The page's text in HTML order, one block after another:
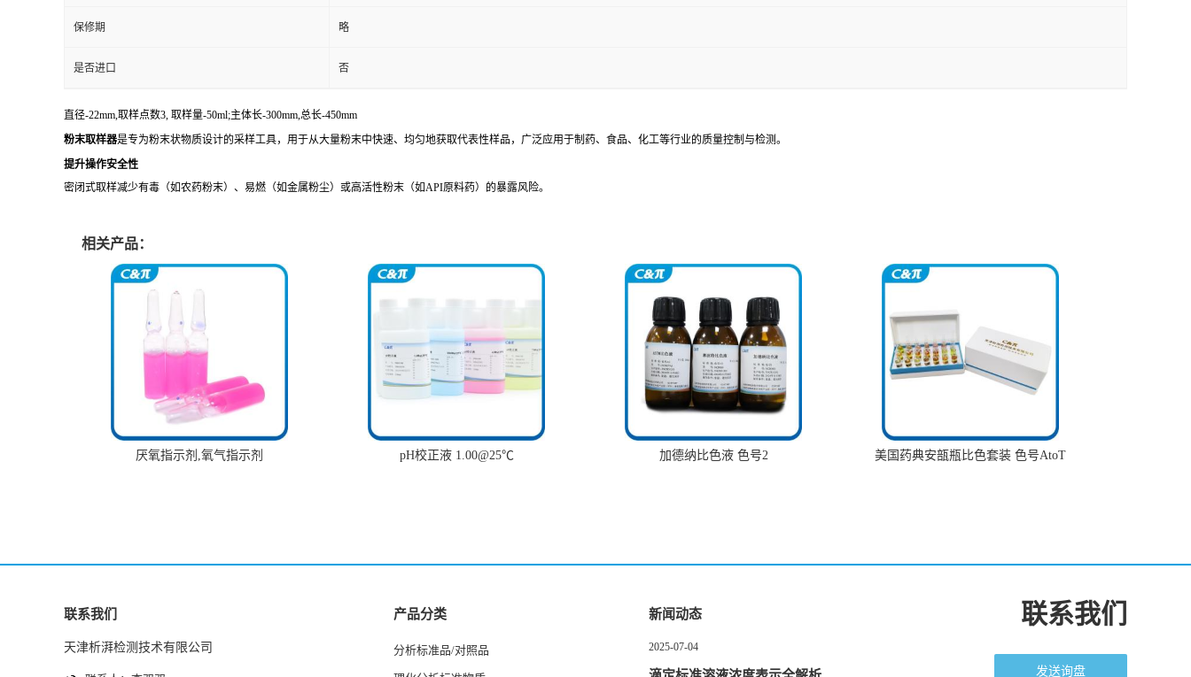
保修期 略
是否进口 否
直径-22mm,取样点数3, 取样量-50ml;主体长-300mm,总长-450mm
粉末取样器是专为粉末状物质设计的采样工具，用于从大量粉末中快速、均匀地获取代表性样品，广泛应用于制药、食品、化工等行业的质量控制与检测。
提升操作安全性
密闭式取样减少有毒（如农药粉末）、易燃（如金属粉尘）或高活性粉末（如API原料药）的暴露风险。
相关产品：
厌氧指示剂,氧气指示剂 pH校正液 1.00@25℃ 加德纳比色液 色号2 美国药典安瓿瓶比色套装 色号AtoT
联系我们
天津析湃检测技术有限公司
产品分类
分析标准品/对照品
新闻动态
2025-07-04
联系我们
发送询盘